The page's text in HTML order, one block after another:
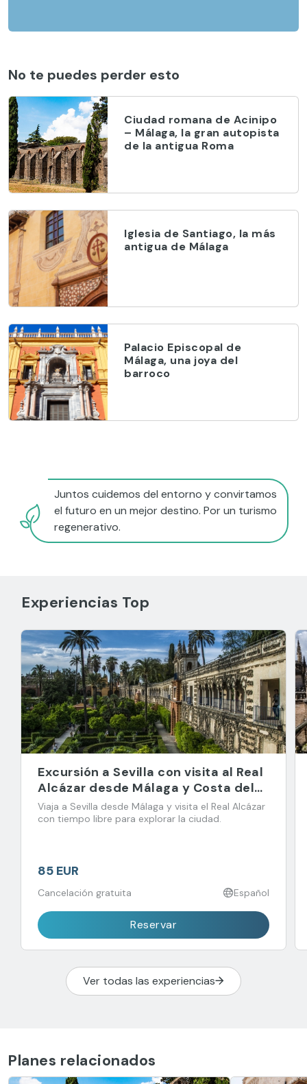
No te puedes perder esto
Ciudad romana de Acinipo
– Málaga, la gran autopista
de la antigua Roma
Iglesia de Santiago, la más
antigua de Málaga
Palacio Episcopal de
Málaga, una joya del
barroco
Juntos cuidemos del entorno y convirtamos
el futuro en un mejor destino. Por un turismo
regenerativo.
Experiencias Top
Excursión a Sevilla con visita al Real
Alcázar desde Málaga y Costa del
Sol
Viaja a Sevilla desde Málaga y visita el Real Alcázar
con tiempo libre para explorar la ciudad.
85 EUR
Cancelación gratuita Español
Reservar
Ver todas las experiencias
Planes relacionados